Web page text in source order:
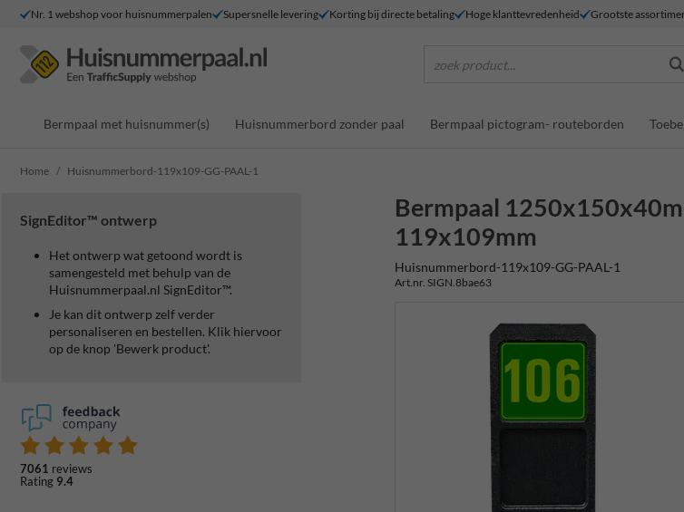
Nr. 1 webshop voor huisnummerpalen Supersnelle levering Korting bij directe betaling Hoge klanttevredenheid Grootste
zoek product...
Bermpaal met huisnummer(s) Huisnummerbord zonder paal Bermpaal pictogram- routeborden
Home Huisnummerbord-119x109-GG-PAAL-1
SignEditor™ ontwerp
Het ontwerp wat getoond wordt is
samengesteld met behulp van de
Huisnummerpaal.nl SignEditor™.
Je kan dit ontwerp zelf verder
personaliseren en bestellen. Klik hiervoor
op de knop 'Bewerk product'.
7061 reviews
Rating 9.4
Bermpaal
119x109mm
Huisnummerbord-119x109-GG-PAAL-1
Art.nr. SIGN.8bae63